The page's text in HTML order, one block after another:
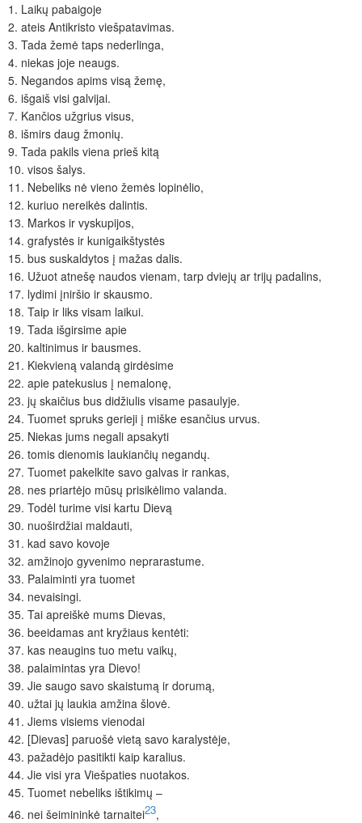
1. Laikų pabaigoje
2. ateis Antikristo viešpatavimas.
3. Tada žemė taps nederlinga,
4. niekas joje neaugs.
5. Negandos apims visą žemę,
6. išgaiš visi galvijai.
7. Kančios užgrius visus,
8. išmirs daug žmonių.
9. Tada pakils viena prieš kitą
10. visos šalys.
11. Nebeliks nė vieno žemės lopinėlio,
12. kuriuo nereikės dalintis.
13. Markos ir vyskupijos,
14. grafystės ir kunigaikštystės
15. bus suskaldytos į mažas dalis.
16. Užuot atnešę naudos vienam, tarp dviejų ar trijų padalins,
17. lydimi įniršio ir skausmo.
18. Taip ir liks visam laikui.
19. Tada išgirsime apie
20. kaltinimus ir bausmes.
21. Kiekvieną valandą girdėsime
22. apie patekusius į nemalonę,
23. jų skaičius bus didžiulis visame pasaulyje.
24. Tuomet spruks gerieji į miške esančius urvus.
25. Niekas jums negali apsakyti
26. tomis dienomis laukiančių negandų.
27. Tuomet pakelkite savo galvas ir rankas,
28. nes priartėjo mūsų prisikėlimo valanda.
29. Todėl turime visi kartu Dievą
30. nuoširdžiai maldauti,
31. kad savo kovoje
32. amžinojo gyvenimo neprarastume.
33. Palaiminti yra tuomet
34. nevaisingi.
35. Tai apreiškė mums Dievas,
36. beeidamas ant kryžiaus kentėti:
37. kas neaugins tuo metu vaikų,
38. palaimintas yra Dievo!
39. Jie saugo savo skaistumą ir dorumą,
40. užtai jų laukia amžina šlovė.
41. Jiems visiems vienodai
42. [Dievas] paruošė vietą savo karalystėje,
43. pažadėjo pasitikti kaip karalius.
44. Jie visi yra Viešpaties nuotakos.
45. Tuomet nebeliks ištikimų –
46. nei šeimininkė tarnaitei23,